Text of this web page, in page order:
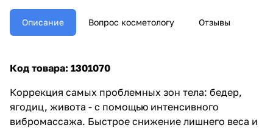
Описание Вопрос косметологу Отзывы
Код товара: 1301070
Коррекция самых проблемных зон тела: бедер,
ягодиц, живота - с помощью интенсивного
вибромассажа. Быстрое снижение лишнего веса и